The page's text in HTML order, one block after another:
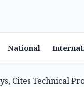
National
Technical Process